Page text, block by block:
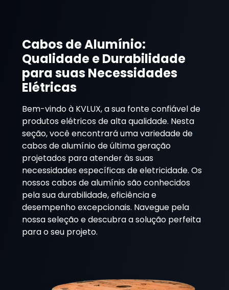
Cabos de Alumínio:
Qualidade e Durabilidade
para suas Necessidades
Elétricas
Bem-vindo à KVLUX, a sua fonte confiável de
produtos elétricos de alta qualidade. Nesta
seção, você encontrará uma variedade de
cabos de alumínio de última geração
projetados para atender às suas
necessidades específicas de eletricidade. Os
nossos cabos de alumínio são conhecidos
pela sua durabilidade, eficiência e
desempenho excepcionais. Navegue pela
nossa seleção e descubra a solução perfeita
para o seu projeto.